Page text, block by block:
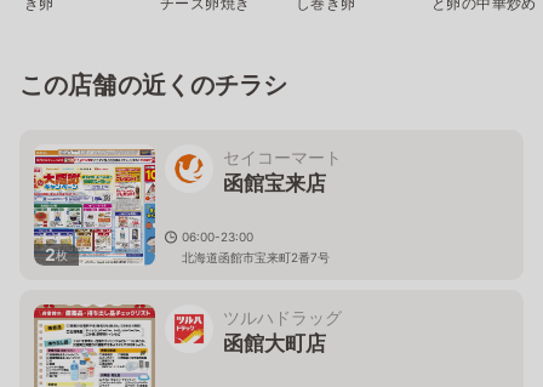
この店舗の近くのチラシ
2枚
セイコーマート
函館宝来店
06:00-23:00
北海道函館市宝来町2番7号
ツルハドラッグ
函館大町店